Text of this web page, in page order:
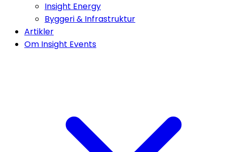
Insight Energy
Byggeri & Infrastruktur
Artikler
Om Insight Events